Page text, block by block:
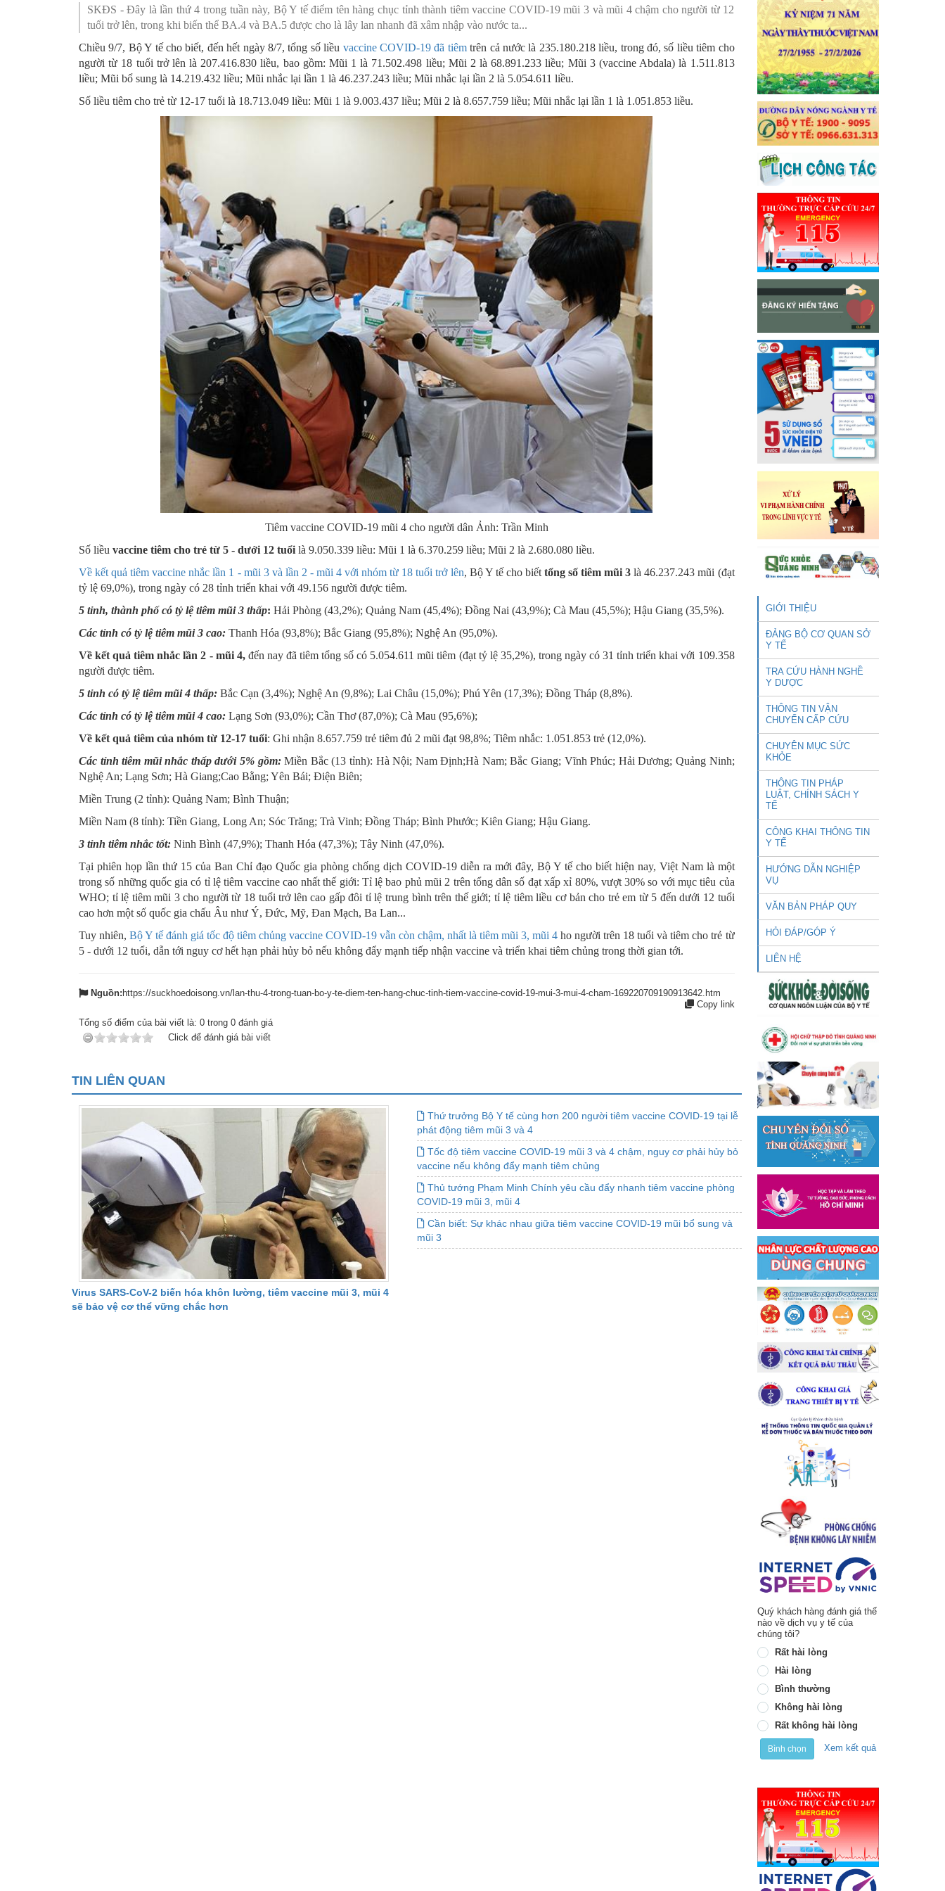
Nghiệp vụ Y
Nghiệp vụ Dược
Kế hoạch tài chính
Phòng Dân số và Phát triển
SƠ ĐỒ TỔ CHỨC BỘ MÁY
LỊCH SỬ Y TẾ QUẢNG NINH
QUY CHẾ LÀM VIỆC SỞ Y TẾ
Bảo hiểm Y tế
Phòng chống tệ nạn xã hội
An toàn vệ sinh thực phẩm
Khám chữa bệnh
Tài chính kế toán
Trang thiết bị y tế
Tổ chức cán bộ
Giám định
Nghiên cứu KH & CNTT
SKĐS - Đây là lần thứ 4 trong tuần này, Bộ Y tế điểm tên hàng chục tỉnh thành tiêm vaccine COVID-19 mũi 3 và mũi 4 chậm cho người từ 12
tuổi trở lên, trong khi biến thể BA.4 và BA.5 được cho là lây lan nhanh đã xâm nhập vào nước ta...
Chiều 9/7, Bộ Y tế cho biết, đến hết ngày 8/7, tổng số liều vaccine COVID-19 đã tiêmtrên cả nước là 235.180.218 liều, trong đó, số liều tiêm cho
người từ 18 tuổi trở lên là 207.416.830 liều, bao gồm: Mũi 1 là 71.502.498 liều; Mũi 2 là 68.891.233 liều; Mũi 3 (vaccine Abdala) là 1.511.813
liều; Mũi bổ sung là 14.219.432 liều; Mũi nhắc lại lần 1 là 46.237.243 liều; Mũi nhắc lại lần 2 là 5.054.611 liều.
Số liều tiêm cho trẻ từ 12-17 tuổi là 18.713.049 liều: Mũi 1 là 9.003.437 liều; Mũi 2 là 8.657.759 liều; Mũi nhắc lại lần 1 là 1.051.853 liều.
Tiêm vaccine COVID-19 mũi 4 cho người dân Ảnh: Trần Minh
Số liều vaccine tiêm cho trẻ từ 5 - dưới 12 tuổi là 9.050.339 liều: Mũi 1 là 6.370.259 liều; Mũi 2 là 2.680.080 liều.
Về kết quả tiêm vaccine nhắc lần 1 - mũi 3 và lần 2 - mũi 4 với nhóm từ 18 tuổi trở lên, Bộ Y tế cho biết tổng số tiêm mũi 3là 46.237.243 mũi (đạt
tỷ lệ 69,0%), trong ngày có 28 tỉnh triển khai với 49.156 người được tiêm.
5 tỉnh, thành phố có tỷ lệ tiêm mũi 3 thấp: Hải Phòng (43,2%); Quảng Nam (45,4%); Đồng Nai (43,9%); Cà Mau (45,5%); Hậu Giang (35,5%).
Các tỉnh có tỷ lệ tiêm mũi 3 cao: Thanh Hóa (93,8%); Bắc Giang (95,8%); Nghệ An (95,0%).
Về kết quả tiêm nhắc lần 2 - mũi 4, đến nay đã tiêm tổng số có 5.054.611 mũi tiêm (đạt tỷ lệ 35,2%), trong ngày có 31 tỉnh triển khai với 109.358
người được tiêm.
5 tỉnh có tỷ lệ tiêm mũi 4 thấp: Bắc Cạn (3,4%); Nghệ An (9,8%); Lai Châu (15,0%); Phú Yên (17,3%); Đồng Tháp (8,8%).
Các tỉnh có tỷ lệ tiêm mũi 4 cao: Lạng Sơn (93,0%); Cần Thơ (87,0%); Cà Mau (95,6%);
Về kết quả tiêm của nhóm từ 12-17 tuổi: Ghi nhận 8.657.759 trẻ tiêm đủ 2 mũi đạt 98,8%; Tiêm nhắc: 1.051.853 trẻ (12,0%).
Các tỉnh tiêm mũi nhắc thấp dưới 5% gồm:Miền Bắc (13 tỉnh): Hà Nội; Nam Định;Hà Nam; Bắc Giang; Vĩnh Phúc; Hải Dương; Quảng Ninh;
Nghệ An; Lạng Sơn; Hà Giang;Cao Bằng; Yên Bái; Điện Biên;
Miền Trung (2 tỉnh): Quảng Nam; Bình Thuận;
Miền Nam (8 tỉnh): Tiền Giang, Long An; Sóc Trăng; Trà Vinh; Đồng Tháp; Bình Phước; Kiên Giang; Hậu Giang.
3 tỉnh tiêm nhắc tốt: Ninh Bình (47,9%); Thanh Hóa (47,3%); Tây Ninh (47,0%).
Tại phiên họp lần thứ 15 của Ban Chỉ đạo Quốc gia phòng chống dịch COVID-19 diễn ra mới đây, Bộ Y tế cho biết hiện nay, Việt Nam là một
trong số những quốc gia có tỉ lệ tiêm vaccine cao nhất thế giới: Tỉ lệ bao phủ mũi 2 trên tổng dân số đạt xấp xỉ 80%, vượt 30% so với mục tiêu của
WHO; tỉ lệ tiêm mũi 3 cho người từ 18 tuổi trở lên cao gấp đôi tỉ lệ trung bình trên thế giới; tỉ lệ tiêm liều cơ bản cho trẻ em từ 5 đến dưới 12 tuổi
cao hơn một số quốc gia chấu Âu như Ý, Đức, Mỹ, Đan Mạch, Ba Lan...
Tuy nhiên,Bộ Y tế đánh giá tốc độ tiêm chủng vaccine COVID-19 vẫn còn chậm, nhất là tiêm mũi 3, mũi 4ho người trên 18 tuổi và tiêm cho trẻ từ
5 - dưới 12 tuổi, dẫn tới nguy cơ hết hạn phải hủy bỏ nếu không đẩy mạnh tiếp nhận vaccine và triển khai tiêm chủng trong thời gian tới.
Nguồn:https://suckhoedoisong.vn/lan-thu-4-trong-tuan-bo-y-te-diem-ten-hang-chuc-tinh-tiem-vaccine-covid-19-mui-3-mui-4-cham-169220709190913642.htm
Copy link
Tổng số điểm của bài viết là: 0 trong 0 đánh giá
Click để đánh giá bài viết
TIN LIÊN QUAN
Virus SARS-CoV-2 biến hóa khôn lường, tiêm vaccine mũi 3, mũi 4
sẽ bảo vệ cơ thể vững chắc hơn
Thứ trưởng Bộ Y tế cùng hơn 200 người tiêm vaccine COVID-19 tại lễ
phát động tiêm mũi 3 và 4
Tốc độ tiêm vaccine COVID-19 mũi 3 và 4 chậm, nguy cơ phải hủy bỏ
vaccine nếu không đẩy mạnh tiêm chủng
Thủ tướng Phạm Minh Chính yêu cầu đẩy nhanh tiêm vaccine phòng
COVID-19 mũi 3, mũi 4
Cần biết: Sự khác nhau giữa tiêm vaccine COVID-19 mũi bổ sung và
mũi 3
GIỚI THIỆU
ĐẢNG BỘ CƠ QUAN SỞ
Y TẾ
TRA CỨU HÀNH NGHỀ
Y DƯỢC
THÔNG TIN VẬN
CHUYỂN CẤP CỨU
CHUYÊN MỤC SỨC
KHỎE
THÔNG TIN PHÁP
LUẬT, CHÍNH SÁCH Y
TẾ
CÔNG KHAI THÔNG TIN
Y TẾ
HƯỚNG DẪN NGHIỆP
VỤ
VĂN BẢN PHÁP QUY
HỎI ĐÁP/GÓP Ý
LIÊN HỆ
Quý khách hàng đánh giá thế
nào về dịch vụ y tế của
chúng tôi?
Rất hài lòng
Hài lòng
Bình thường
Không hài lòng
Rất không hài lòng
Bình chọn Xem kết quả